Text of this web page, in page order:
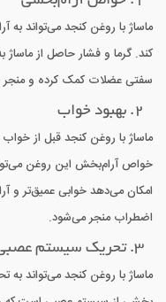
ماساژ با روغن کنجد می‌تواند
کند. گرما و فشار حاصل از
سفتی عضلات کمک کرده و
2. بهبود خواب
ماساژ با روغن کنجد قبل از
خواص آرام‌بخش این روغن
امکان می‌دهد خوابی عمیق‌تر و
اضطراب منجر می‌شود.
3. تحریک سیستم عصبی پاراسمپاتیک
ماساژ با روغن کنجد می‌تواند